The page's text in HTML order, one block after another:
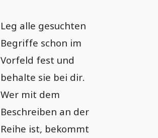
Leg alle gesuchten
Begriffe schon im
Vorfeld fest und
behalte sie bei dir.
Wer mit dem
Beschreiben an der
Reihe ist, bekommt